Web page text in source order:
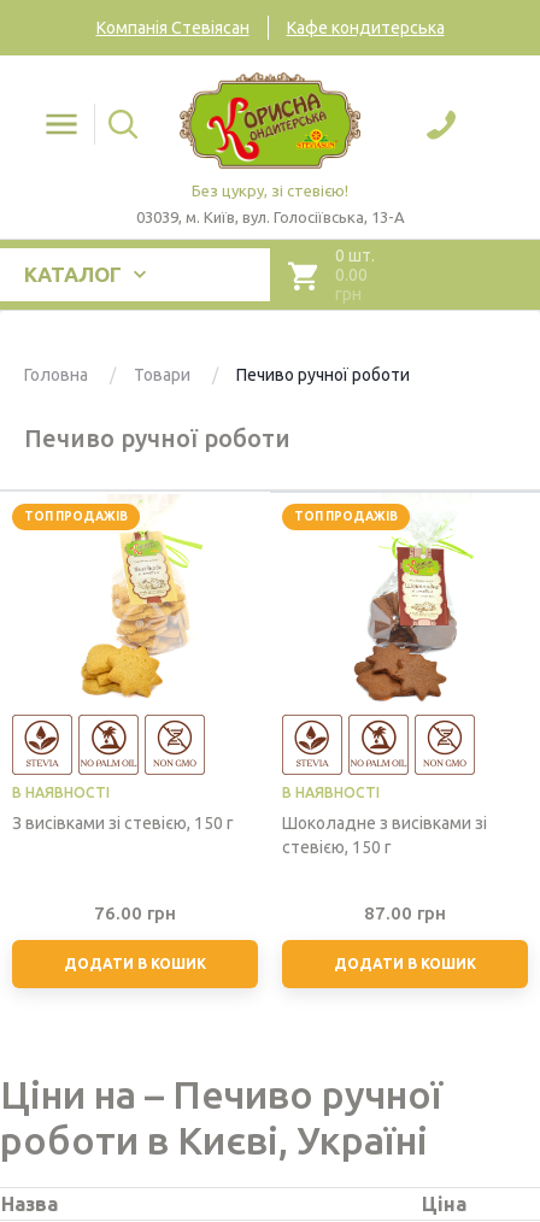
Компанія Стевіясан Кафе кондитерська
Без цукру, зі стевією!
03039, м. Київ, вул. Голосіївська, 13-А
КАТАЛОГ
0 шт.
0.00
грн
Головна Товари Печиво ручної роботи
Печиво ручної роботи
ТОП ПРОДАЖІВ
В НАЯВНОСТІ
З висівками зі стевією, 150 г
76.00 грн
ДОДАТИ В КОШИК
ТОП ПРОДАЖІВ
В НАЯВНОСТІ
Шоколадне з висівками зі
стевією, 150 г
87.00 грн
ДОДАТИ В КОШИК
Ціни на – Печиво ручної
роботи в Києві, Україні
Назва Ціна